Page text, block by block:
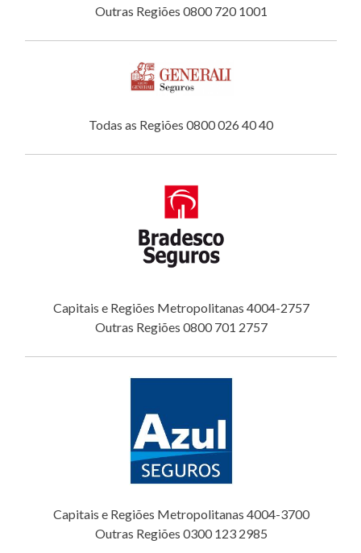
Outras Regiões 0800 720 1001
Todas as Regiões 0800 026 40 40
Capitais e Regiões Metropolitanas 4004-2757
Outras Regiões 0800 701 2757
Capitais e Regiões Metropolitanas 4004-3700
Outras Regiões 0300 123 2985